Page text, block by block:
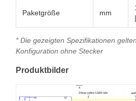
Paketgröße mm
* Die gezeigten Spezifikationen
Konfiguration ohne Stecker
Produktbilder